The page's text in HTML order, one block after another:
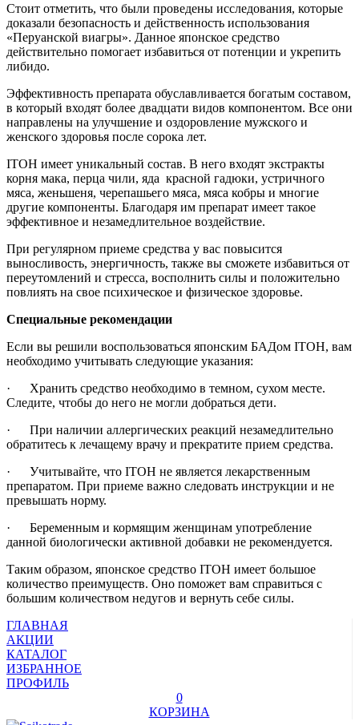
Стоит отметить, что были проведены исследования, которые
доказали безопасность и действенность использования
«Перуанской виагры». Данное японское средство
действительно помогает избавиться от потенции и укрепить
либидо.
Эффективность препарата обуславливается богатым составом,
в который входят более двадцати видов компонентом. Все они
направлены на улучшение и оздоровление мужского и
женского здоровья после сорока лет.
ITOH имеет уникальный состав. В него входят экстракты
корня мака, перца чили, яда красной гадюки, устричного
мяса, женьшеня, черепашьего мяса, мяса кобры и многие
другие компоненты. Благодаря им препарат имеет такое
эффективное и незамедлительное воздействие.
При регулярном приеме средства у вас повысится
выносливость, энергичность, также вы сможете избавиться от
переутомлений и стресса, восполнить силы и положительно
повлиять на свое психическое и физическое здоровье.
Специальные рекомендации
Если вы решили воспользоваться японским БАДом ITOH, вам
необходимо учитывать следующие указания:
· Хранить средство необходимо в темном, сухом месте.
Следите, чтобы до него не могли добраться дети.
· При наличии аллергических реакций незамедлительно
обратитесь к лечащему врачу и прекратите прием средства.
· Учитывайте, что ITOH не является лекарственным
препаратом. При приеме важно следовать инструкции и не
превышать норму.
· Беременным и кормящим женщинам употребление
данной биологически активной добавки не рекомендуется.
Таким образом, японское средство ITOH имеет большое
количество преимуществ. Оно поможет вам справиться с
большим количеством недугов и вернуть себе силы.
ГЛАВНАЯ
АКЦИИ
КАТАЛОГ
ИЗБРАННОЕ
ПРОФИЛЬ
0
КОРЗИНА